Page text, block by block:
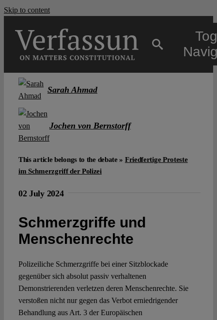
Skip to content
Open Access
Spotlight
Sarah Ahmad
Jochen von Bernstorff
This article belongs to the debate » Friedfertige Proteste
im Schmerzgriff der Polizei
02 July 2024
Schmerzgriffe und
Menschenrechte
Polizeiliche Schmerzgriffe bei einer Sitzblockade
gegenüber sich absolut passiv verhaltenen
Demonstrierenden verletzen deren Menschenrechte. Sie
verstoßen nicht nur gegen das Verbot erniedrigender
Behandlung aus Art. 3 der Europäischen